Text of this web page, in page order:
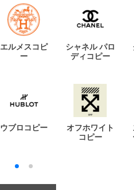
エルメスコピ
ー
シャネル パロ
ディコピー
ウブロコピー
オフホワイト
コピー